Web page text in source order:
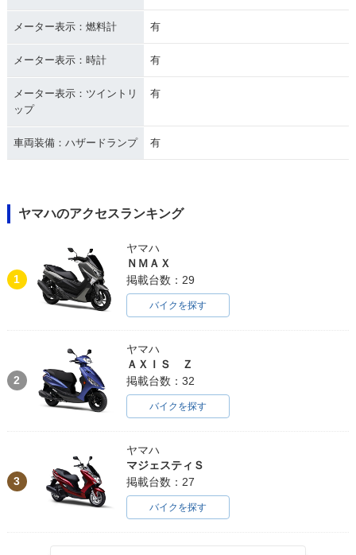
メーター表示：燃料計 有
メーター表示：時計 有
メーター表示：ツイントリ
ップ
有
車両装備：ハザードランプ 有
ヤマハのアクセスランキング
1
ヤマハ
ＮＭＡＸ
掲載台数：29
バイクを探す
2
ヤマハ
ＡＸＩＳ Ｚ
掲載台数：32
バイクを探す
3
ヤマハ
マジェスティＳ
掲載台数：27
バイクを探す